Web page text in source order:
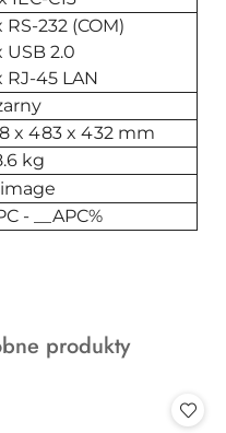
RS-232 (COM)
USB 2.0
RJ-45 LAN
x 483 x 432 mm
kg
- __APC%
produkty